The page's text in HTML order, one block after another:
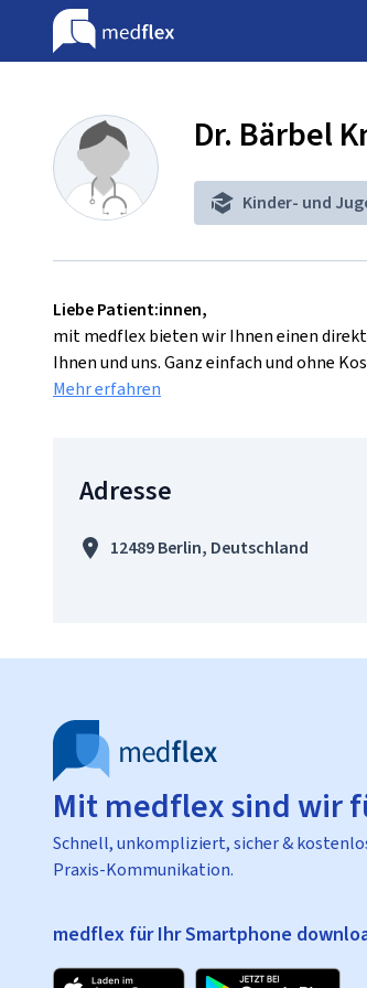
Dr. Bärbel
Kinder- und
Liebe Patient:innen,
mit medflex bieten wir Ihnen einen
Ihnen und uns. Ganz einfach und ohne
Mehr erfahren
Adresse
12489 Berlin, Deutschland
Mit medflex sind wir
Schnell, unkompliziert, sicher &
Praxis-Kommunikation.
medflex für Ihr Smartphone